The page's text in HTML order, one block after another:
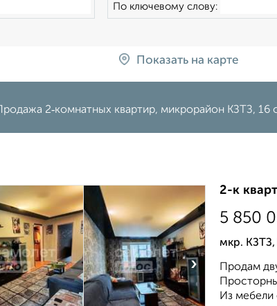
По ключевому слову:
Показать на карте
Продажа 2‑комнатных квартир, микрорайон КЗТЗ, 16
›
2-к
5 850
мкр.
Продам
Из мебели